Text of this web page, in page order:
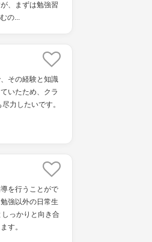
、まずは勉強習
の...
その経験と知識
いたため、クラ
力したいです。
を行うことがで
強以外の日常生
っかりと向き合
す。